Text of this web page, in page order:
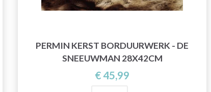
PERMIN KERST BORDUURWERK - DE
SNEEUWMAN 28X42CM
€ 45,99